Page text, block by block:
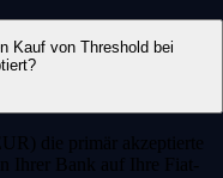
Kauf von Threshold bei
die primär akzeptierte
Ihrer Bank auf Ihre Fiat-